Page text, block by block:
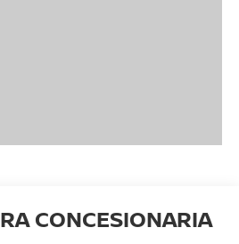
CONCESIONARIA